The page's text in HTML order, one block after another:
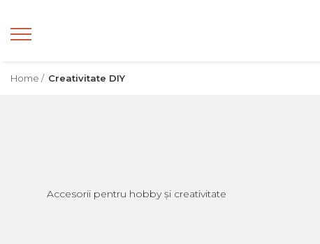
Home / Creativitate DIY
Accesorii pentru hobby și creativitate